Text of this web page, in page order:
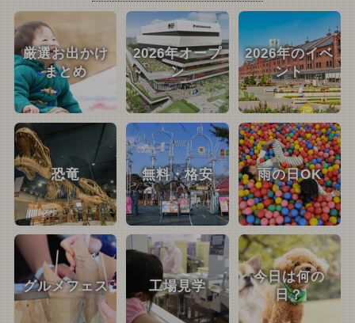
厳選お出かけ
まとめ
2026年オープ
ン
2026年のイベ
ント
恐竜 無料・格安 雨の日OK
グルメフェス 工場見学
今日は何の
日？